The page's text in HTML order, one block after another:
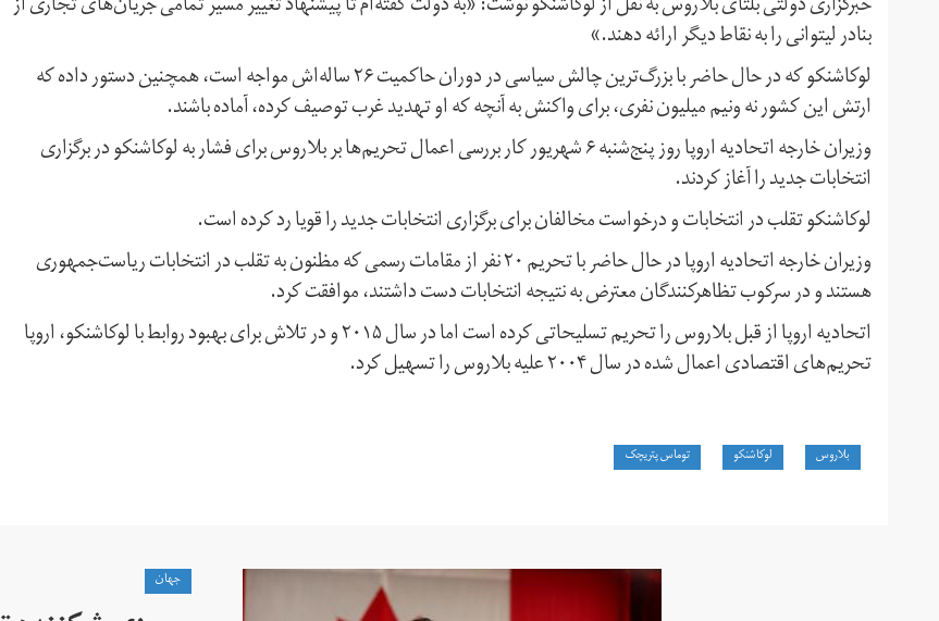
بنادر لیتوانی را به نقاط دیگر ارائه دهند.»
لوکاشنکو که در حال حاضر با بزرگ‌ترین چالش سیاسی در دوران حاکمیت ۲۶ ساله‌اش مواجه است، همچنین دستور داده که
ارتش این کشور نه ونیم میلیون نفری، برای واکنش به آنچه که او تهدید غرب توصیف کرده، آماده باشند.
وزیران خارجه اتحادیه اروپا روز پنج‌شنبه ۶ شهریور کار بررسی اعمال تحریم‌ها بر بلاروس برای فشار به لوکاشنکو در برگزاری
انتخابات جدید را آغاز کردند.
لوکاشنکو تقلب در انتخابات و درخواست مخالفان برای برگزاری انتخابات جدید را قویا رد کرده است.
وزیران خارجه اتحادیه اروپا در حال حاضر با تحریم ۲۰ نفر از مقامات رسمی که مظنون به تقلب در انتخابات ریاست‌جمهوری
هستند و در سرکوب تظاهرکنندگان معترض به نتیجه انتخابات دست داشتند، موافقت کرد.
اتحادیه اروپا از قبل بلاروس را تحریم تسلیحاتی کرده است اما در سال ۲۰۱۵ و در تلاش برای بهبود روابط با لوکاشنکو، اروپا
تحریم‌های اقتصادی اعمال شده در سال ۲۰۰۴ علیه بلاروس را تسهیل کرد.
بلاروس لوکاشنکو توماس پتریچک
جهان